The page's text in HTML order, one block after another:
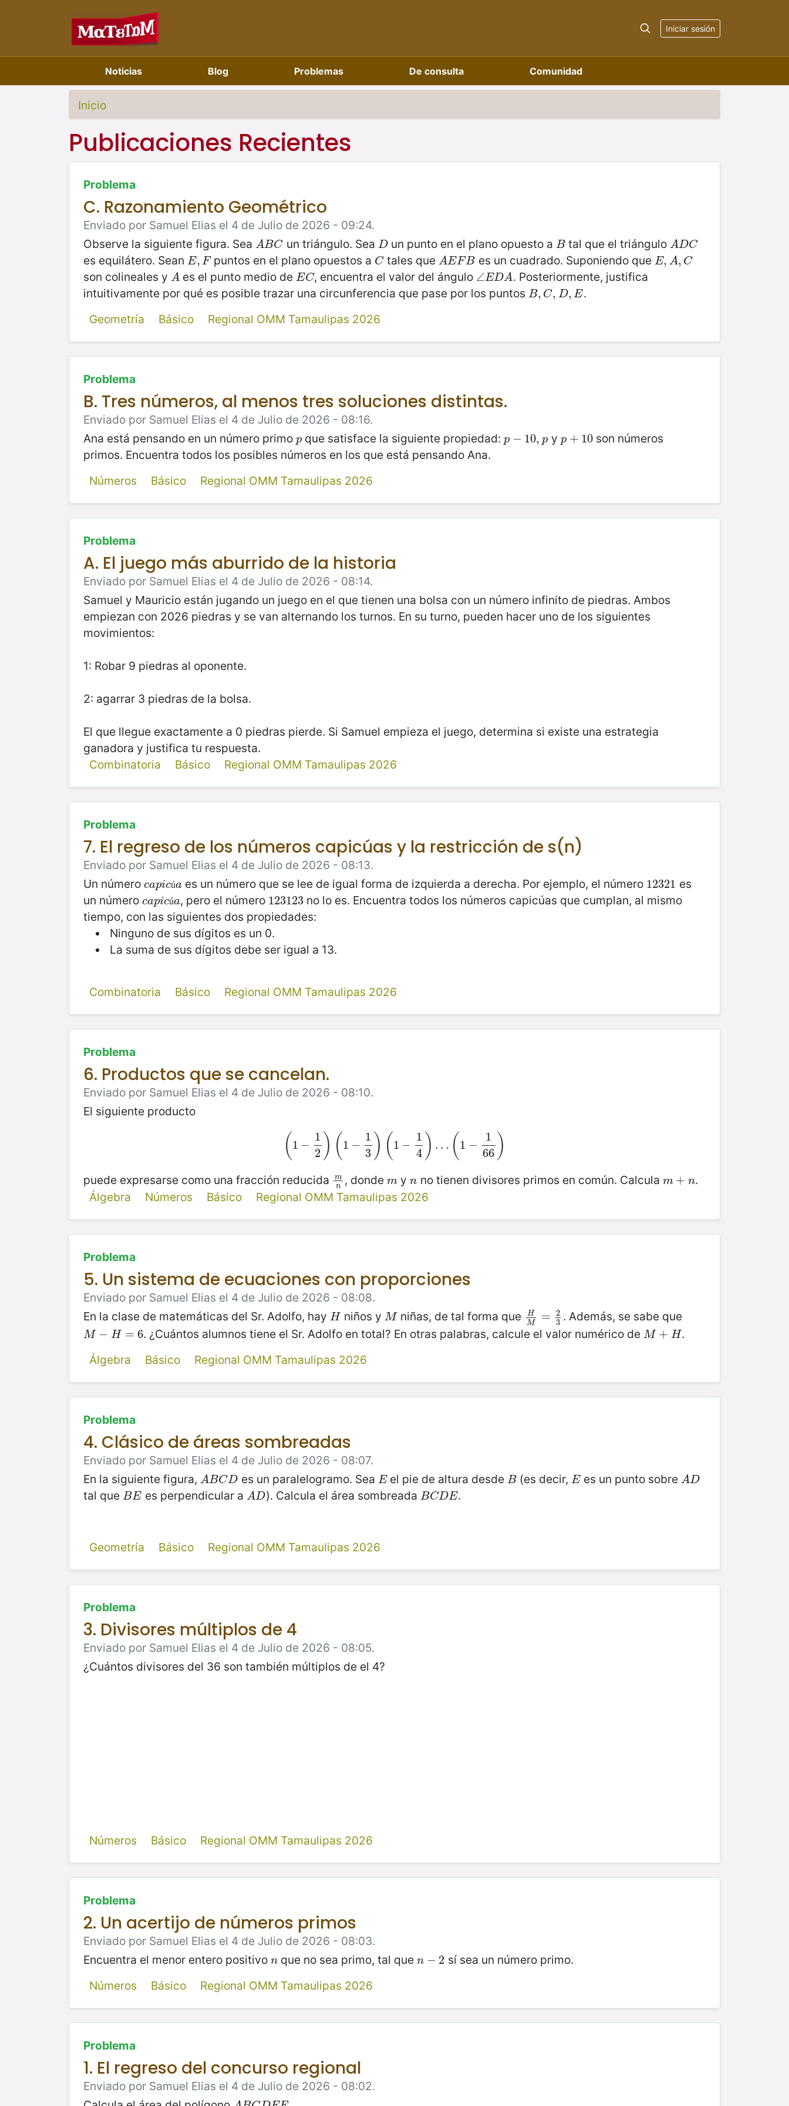
Iniciar sesión
Noticias Blog Problemas De consulta Comunidad
Inicio
Publicaciones Recientes
Problema
C. Razonamiento Geométrico
Enviado por Samuel Elias el 4 de Julio de 2026 - 09:24.
Observe la siguiente figura. Sea A BC
ABC un triángulo. Sea D
Dun punto en el plano opuesto a B
Btal que el triángulo A DC
ADC
es equilátero. Sean E, F
E,F puntos en el plano opuestos a C
C tales que A EFB
AEFB es un cuadrado. Suponiendo que E, A, C
E,A,C
son colineales y A
A es el punto medio de EC
EC , encuentra el valor del ángulo ∠ EDA
∠EDA . Posteriormente, justifica
intuitivamente por qué es posible trazar una circunferencia que pase por los puntos B, C, D, E
B,C,D ,E
.
Geometría
Básico Regional OMM Tamaulipas 2026
Problema
B. Tres números, al menos tres soluciones distintas.
Enviado por Samuel Elias el 4 de Julio de 2026 - 08:16.
Ana está pensando en un número primo p
pque satisface la siguiente propiedad:p − 10, p
p −10,p yp + 10
p +10
son números
primos. Encuentra todos los posibles números en los que está pensando Ana.
Números
Básico Regional OMM Tamaulipas 2026
Problema
A. El juego más aburrido de la historia
Enviado por Samuel Elias el 4 de Julio de 2026 - 08:14.
Samuel y Mauricio están jugando un juego en el que tienen una bolsa con un número infinito de piedras. Ambos
empiezan con 2026 piedras y se van alternando los turnos. En su turno, pueden hacer uno de los siguientes
movimientos:
1: Robar 9 piedras al oponente.
2: agarrar 3 piedras de la bolsa.
El que llegue exactamente a 0 piedras pierde. Si Samuel empieza el juego, determina si existe una estrategia
ganadora y justifica tu respuesta.
Combinatoria
Básico Regional OMM Tamaulipas 2026
Problema
7. El regreso de los números capicúas y la restricción de s(n)
Enviado por Samuel Elias el 4 de Julio de 2026 - 08:13.
Un número capicúa
capicúaes un número que se lee de igual forma de izquierda a derecha. Por ejemplo, el número 12321
12321 es
un número capicúa
capicúa, pero el número 123123
123123no lo es. Encuentra todos los números capicúas que cumplan, al mismo
tiempo, con las siguientes dos propiedades:
Ninguno de sus dígitos es un 0.
La suma de sus dígitos debe ser igual a 13.
Combinatoria Básico Regional OMM Tamaulipas 2026
Problema
6. Productos que se cancelan.
Enviado por Samuel Elias el 4 de Julio de 2026 - 08:10.
El siguiente producto
( 1 −
1
2 ) ( 1 −
1
3 ) ( 1 −
1
4 ) … ( 1 −
1
66 )
( 1− 1 2 )(1 −1 3 ( 1−14)… ( 1 − 1 66 )
puede expresarse como una fracción reducida
m
n
mn, donde m
m yn
n no tienen divisores primos en común. Calcula m + n
m+n
.
Álgebra
Números Básico Regional OMM Tamaulipas 2026
Problema
5. Un sistema de ecuaciones con proporciones
Enviado por Samuel Elias el 4 de Julio de 2026 - 08:08.
En la clase de matemáticas del Sr. Adolfo, hay H
Hniños y M
M niñas, de tal forma que
H
M
= 2
3
HM= 23. Además, se sabe que
M − H = 6
M−H =6 . ¿Cuántos alumnos tiene el Sr. Adolfo en total? En otras palabras, calcule el valor numérico de M + H
M+H
.
Álgebra
Básico Regional OMM Tamaulipas 2026
Problema
4. Clásico de áreas sombreadas
Enviado por Samuel Elias el 4 de Julio de 2026 - 08:07.
En la siguiente figura, ABCD
ABCD es un paralelogramo. Sea E
E el pie de altura desdeB
B (es decir,E
E es un punto sobreAD
AD
tal que BE
BE es perpendicular a AD
AD ). Calcula el área sombreada BCDE
BCDE .
Geometría Básico Regional OMM Tamaulipas 2026
Problema
3. Divisores múltiplos de 4
Enviado por Samuel Elias el 4 de Julio de 2026 - 08:05.
¿Cuántos divisores del 36 son también múltiplos de el 4?
Números Básico Regional OMM Tamaulipas 2026
Problema
2. Un acertijo de números primos
Enviado por Samuel Elias el 4 de Julio de 2026 - 08:03.
Encuentra el menor entero positivo n
n que no sea primo, tal quen − 2
n−2
sí sea un número primo.
Números
Básico Regional OMM Tamaulipas 2026
Problema
1. El regreso del concurso regional
Enviado por Samuel Elias el 4 de Julio de 2026 - 08:02.